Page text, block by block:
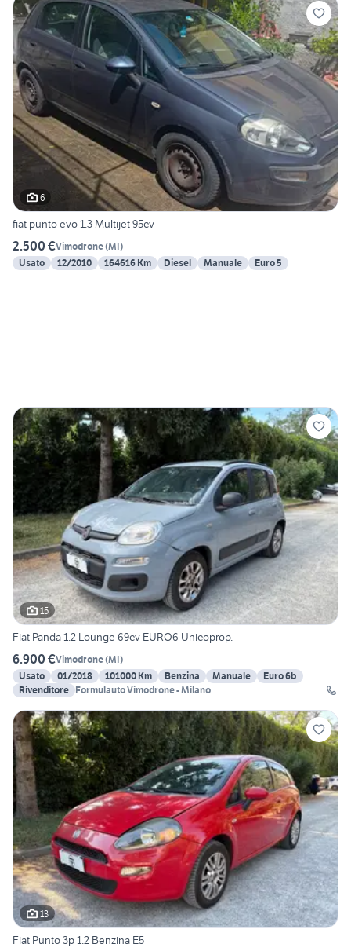
6
fiat punto evo 1.3 Multijet 95cv
2.500 €Vimodrone(MI)
Usato
12/2010 164616 Km Diesel Manuale Euro 5
15
Fiat Panda 1.2 Lounge 69cv EURO6 Unicoprop.
6.900 €Vimodrone(MI)
Usato
01/2018 101000 Km Benzina Manuale
Euro 6b
Rivenditore Formulauto Vimodrone - Milano
13
Fiat Punto 3p 1.2 Benzina E5